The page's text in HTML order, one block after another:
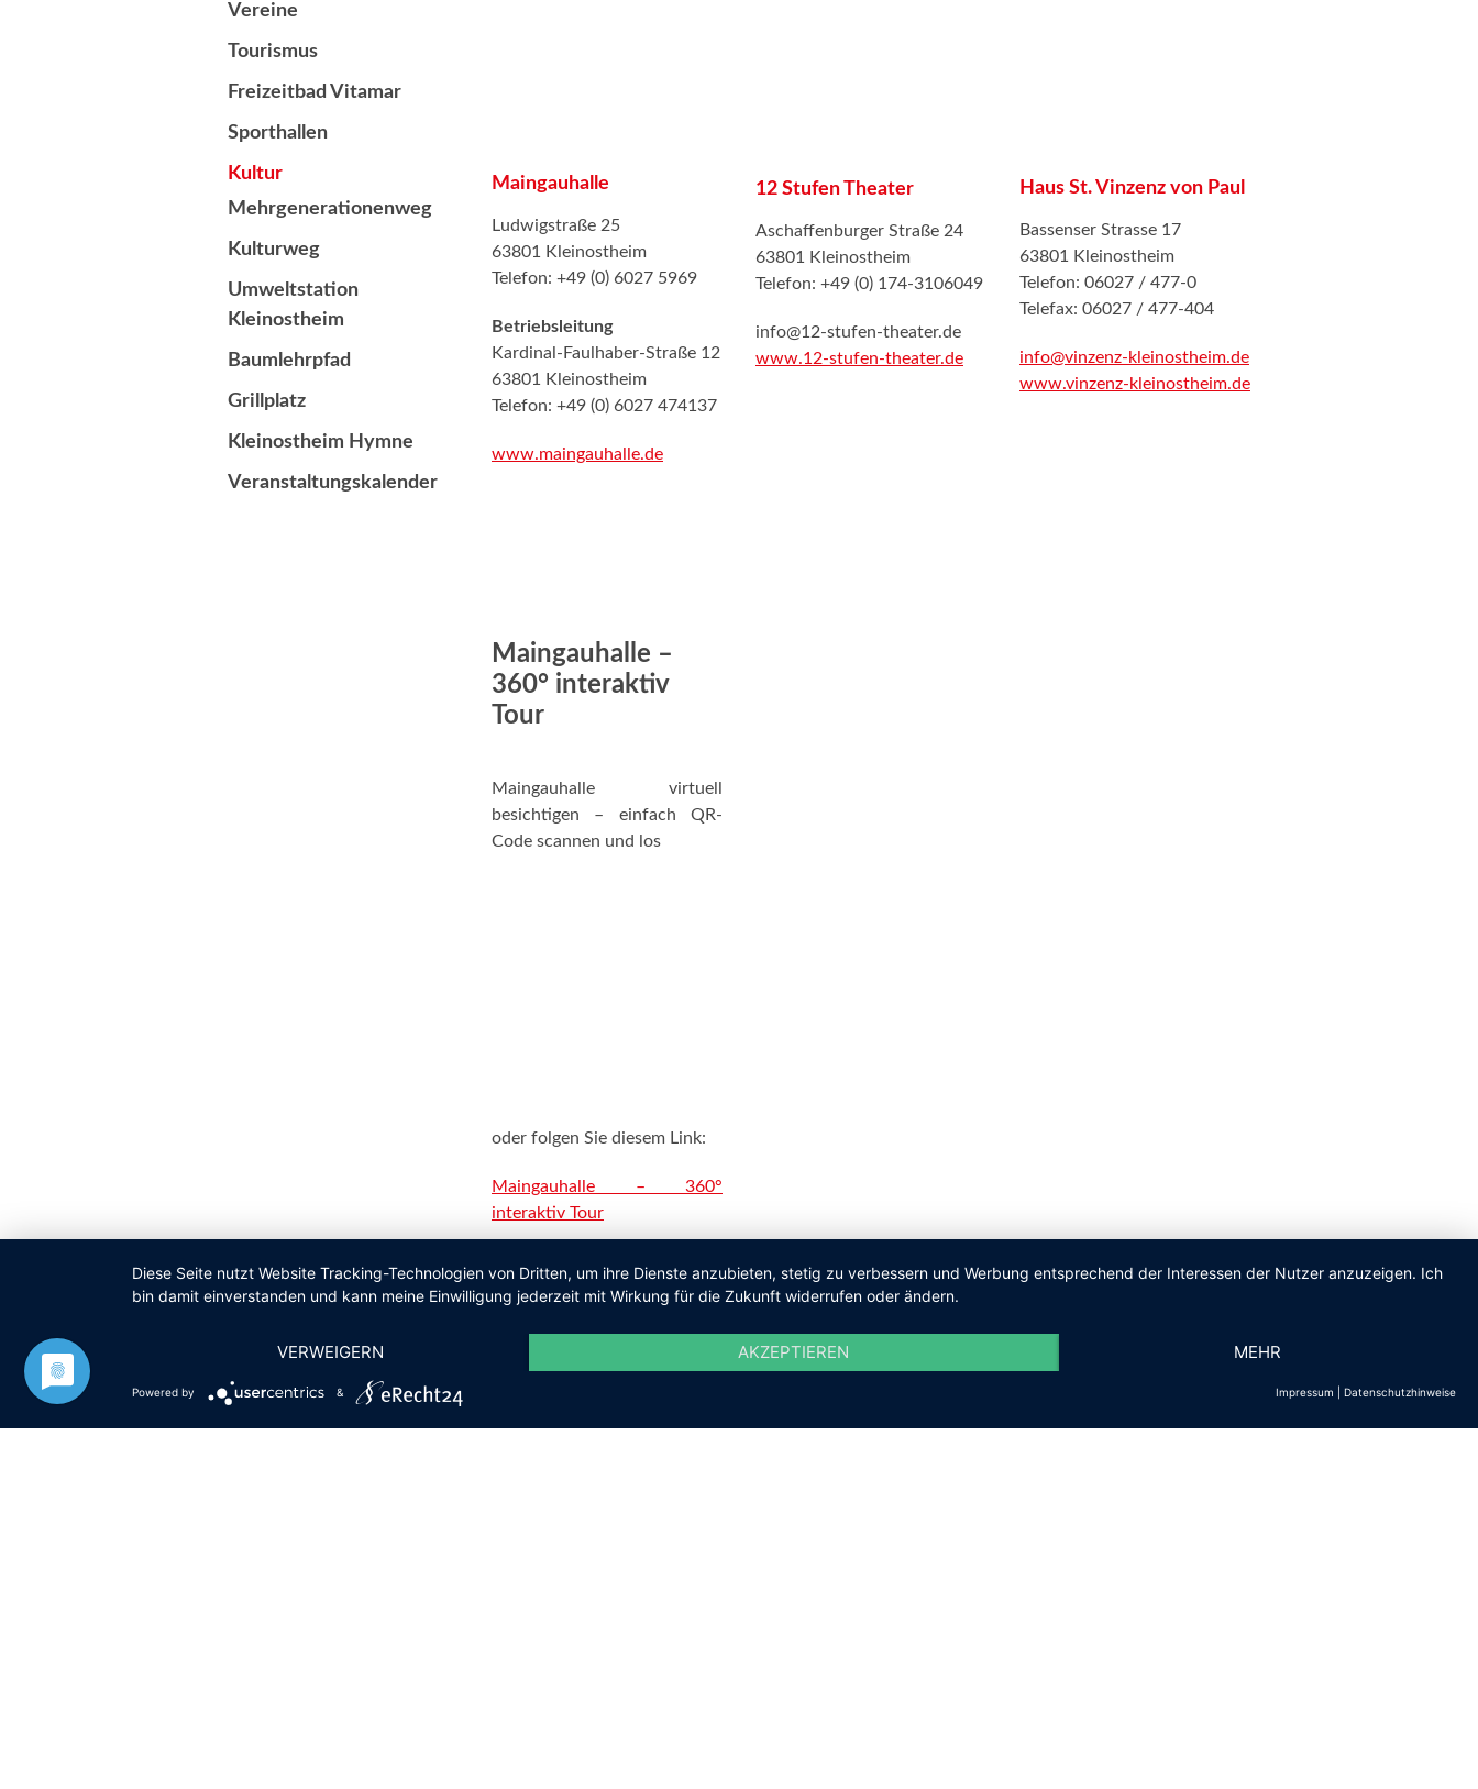
Vereine
Tourismus
Freizeitbad Vitamar
Sporthallen
Kultur
Mehrgenerationenweg
Kulturweg
Umweltstation
Kleinostheim
Baumlehrpfad
Grillplatz
Kleinostheim Hymne
Veranstaltungskalender
Maingauhalle
Ludwigstraße 25
63801 Kleinostheim
Telefon: +49 (0) 6027 5969
Betriebsleitung
Kardinal-Faulhaber-Straße 12
63801 Kleinostheim
Telefon: +49 (0) 6027 474137
www.maingauhalle.de
12 Stufen Theater
Aschaffenburger Straße 24
63801 Kleinostheim
Telefon: +49 (0) 174-3106049
info@12-stufen-theater.de
www.12-stufen-theater.de
Haus St. Vinzenz von Paul
Bassenser Strasse 17
63801 Kleinostheim
Telefon: 06027 / 477-0
Telefax: 06027 / 477-404
info@vinzenz-kleinostheim.de
www.vinzenz-kleinostheim.de
Maingauhalle –
360° interaktiv
Tour
Maingauhalle virtuell
besichtigen – einfach QR-
Code scannen und los
oder folgen Sie diesem Link:
Maingauhalle – 360°
interaktiv Tour
Diese Seite nutzt Website Tracking-Technologien von Dritten, um ihre Dienste anzubieten, stetig zu verbessern und Werbung entsprechend der Interessen der Nutzer anzuzeigen. Ich
bin damit einverstanden und kann meine Einwilligung jederzeit mit Wirkung für die Zukunft widerrufen oder ändern.
VERWEIGERN AKZEPTIEREN MEHR
Powered by & Impressum Datenschutzhinweise